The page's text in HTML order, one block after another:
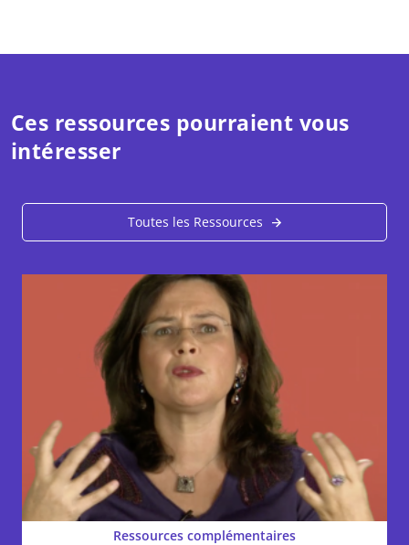
Ces ressources pourraient vous
intéresser
Toutes les Ressources
Ressources complémentaires